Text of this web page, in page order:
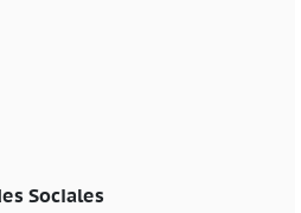
Sociales